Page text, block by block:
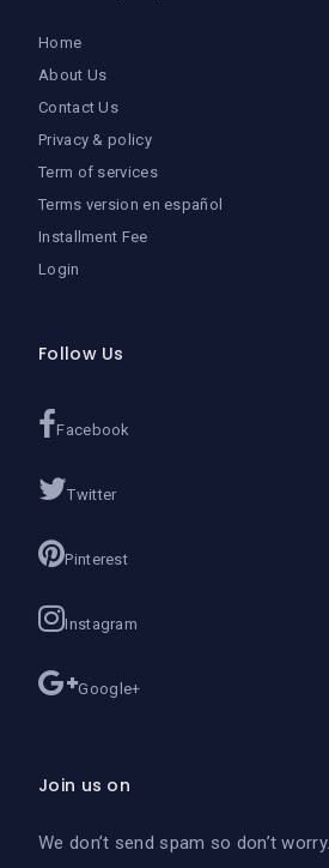
Home
About Us
Contact Us
Privacy & policy
Term of services
Terms version en español
Installment Fee
Login
Follow Us
Facebook
Twitter
Pinterest
Instagram
Google+
Join us on
We don’t send spam so don’t worry.